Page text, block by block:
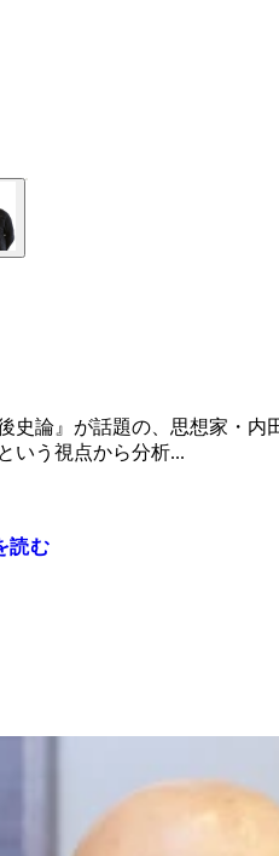
史論』が話題の、思想家・
いう視点から分析...
読む